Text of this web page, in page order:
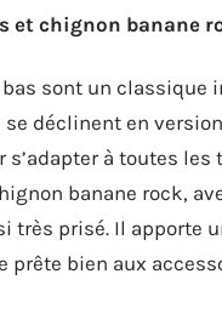
et chignon banane
sont un classique
se déclinent en
s’adapter à toutes les
banane rock,
très prisé. Il apporte
prête bien aux